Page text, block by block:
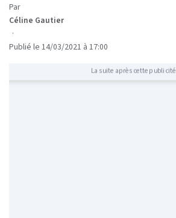
Par
Céline Gautier
·
Publié le 14/03/2021 à 17:00
La suite après cette publicité